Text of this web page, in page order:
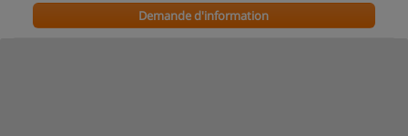
Demande d'information